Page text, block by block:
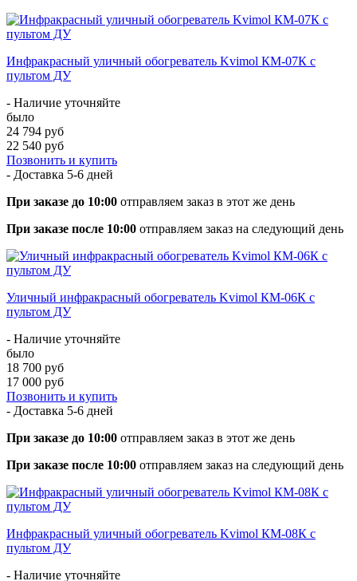
Инфракрасный уличный обогреватель Kvimol КМ-07К с
пультом ДУ
- Наличие уточняйте
было
24 794 руб
22 540 руб
Позвонить и купить
- Доставка 5-6 дней
При заказе до 10:00 отправляем заказ в этот же день
При заказе после 10:00 отправляем заказ на следующий день
Уличный инфракрасный обогреватель Kvimol КМ-06К с
пультом ДУ
- Наличие уточняйте
было
18 700 руб
17 000 руб
Позвонить и купить
- Доставка 5-6 дней
При заказе до 10:00 отправляем заказ в этот же день
При заказе после 10:00 отправляем заказ на следующий день
Инфракрасный уличный обогреватель Kvimol КМ-08К с
пультом ДУ
- Наличие уточняйте